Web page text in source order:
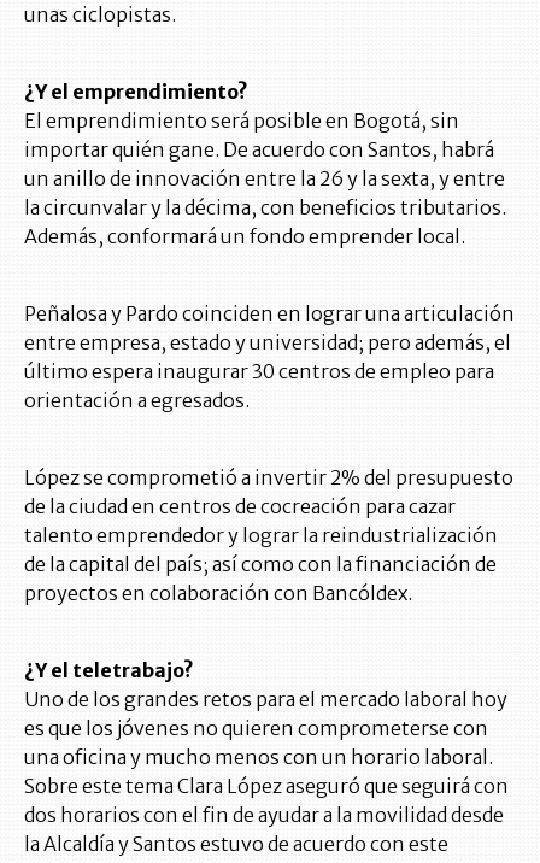
unas ciclopistas.
¿Y el emprendimiento?
El emprendimiento será posible en Bogotá, sin
importar quién gane. De acuerdo con Santos, habrá
un anillo de innovación entre la 26 y la sexta, y entre
la circunvalar y la décima, con beneficios tributarios.
Además, conformará un fondo emprender local.
Peñalosa y Pardo coinciden en lograr una articulación
entre empresa, estado y universidad; pero además, el
último espera inaugurar 30 centros de empleo para
orientación a egresados.
López se comprometió a invertir 2% del presupuesto
de la ciudad en centros de cocreación para cazar
talento emprendedor y lograr la reindustrialización
de la capital del país; así como con la financiación de
proyectos en colaboración con Bancóldex.
¿Y el teletrabajo?
Uno de los grandes retos para el mercado laboral hoy
es que los jóvenes no quieren comprometerse con
una oficina y mucho menos con un horario laboral.
Sobre este tema Clara López aseguró que seguirá con
dos horarios con el fin de ayudar a la movilidad desde
la Alcaldía y Santos estuvo de acuerdo con este